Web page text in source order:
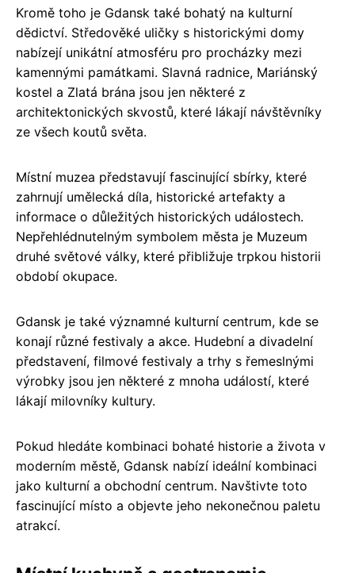
Kromě toho je Gdansk také bohatý na kulturní
dědictví. Středověké uličky s historickými domy
nabízejí unikátní atmosféru pro procházky mezi
kamennými památkami. Slavná radnice, Mariánský
kostel a Zlatá brána jsou jen některé z
architektonických skvostů, které lákají návštěvníky
ze všech koutů světa.
Místní muzea představují fascinující sbírky, které
zahrnují umělecká díla, historické artefakty a
informace o důležitých historických událostech.
Nepřehlédnutelným symbolem města je Muzeum
druhé světové války, které přibližuje trpkou historii
období okupace.
Gdansk je také významné kulturní centrum, kde se
konají různé festivaly a akce. Hudební a divadelní
představení, filmové festivaly a trhy s řemeslnými
výrobky jsou jen některé z mnoha událostí, které
lákají milovníky kultury.
Pokud hledáte kombinaci bohaté historie a života v
moderním městě, Gdansk nabízí ideální kombinaci
jako kulturní a obchodní centrum. Navštivte toto
fascinující místo a objevte jeho nekonečnou paletu
atrakcí.